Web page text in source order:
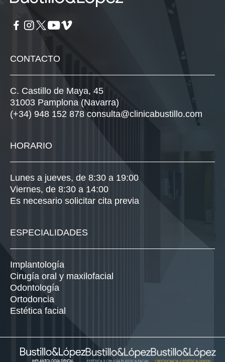
CONTACTO
C. Castillo de Maya, 45
31003 Pamplona (Navarra)
(+34) 948 152 878 consulta@clinicabustillo.com
HORARIO
Lunes a jueves, de 8:30 a 19:00
Viernes, de 8:30 a 14:00
Es necesario solicitar cita previa
ESPECIALIDADES
Implantología
Cirugía oral y maxilofacial
Odontología
Ortodoncia
Estética facial